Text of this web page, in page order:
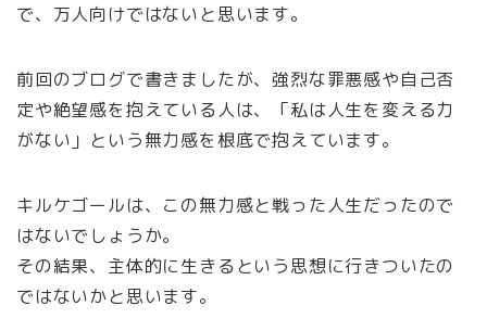
で、万人向けではないと思います。
前回のブログで書きましたが、強烈な罪悪感や自己否
定や絶望感を抱えている人は、「私は人生を変える力
がない」という無力感を根底で抱えています。
キルケゴールは、この無力感と戦った人生だったので
はないでしょうか。
その結果、主体的に生きるという思想に行きついたの
ではないかと思います。